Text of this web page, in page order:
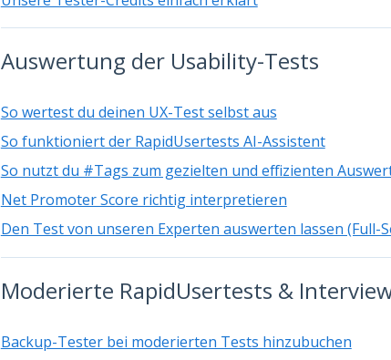
Auswertung der Usability-Tests
So wertest du deinen UX-Test selbst aus
So funktioniert der RapidUsertests AI-Assistent
So nutzt du #Tags zum gezielten und effizienten
Net Promoter Score richtig interpretieren
Den Test von unseren Experten auswerten lassen (Full-
Moderierte RapidUsertests &
Backup-Tester bei moderierten Tests hinzubuchen